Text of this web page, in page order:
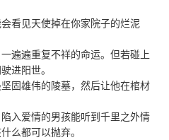
看见天使掉在你家院子的烂泥
遍遍重复不祥的命运。但若碰上
进阳世。
固雄伟的陵墓，然后让他在棺材
入爱情的男孩能听到千里之外情
么都可以抛弃。